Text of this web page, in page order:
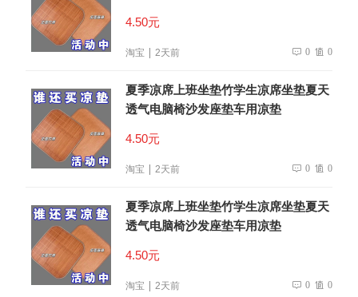
4.50元
淘宝 2天前 0 0
夏季凉席上班坐垫竹学生凉席坐垫夏天
透气电脑椅沙发座垫车用凉垫
4.50元
淘宝 2天前 0 0
夏季凉席上班坐垫竹学生凉席坐垫夏天
透气电脑椅沙发座垫车用凉垫
4.50元
淘宝 2天前 0 0